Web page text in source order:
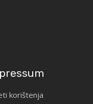
korištenja